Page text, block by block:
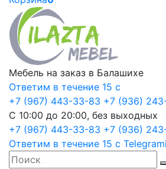
Мебель на заказ в Балашихе
Ответим в течение 15 с
+7 (967) 443-33-83 +7 (936)
С 10:00 до 20:00, без выходных
+7 (967) 443-33-83 +7 (936)
Ответим в течение 15 с Telegram